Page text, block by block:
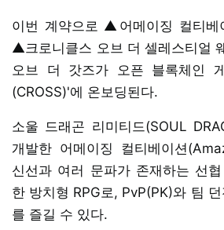
이번 계약으로 ▲어메이징 컬티
▲크로니클스 오브 더 셀레스티얼
오브 더 갓즈가 오픈 블록체인
(CROSS)'에 온보딩된다.
소울 드래곤 리미티드(SOUL
개발한 어메이징 컬티베이션
신선과 여러 문파가 존재하는 선
한 방치형 RPG로, PvP(PK)와 팀
를 즐길 수 있다.